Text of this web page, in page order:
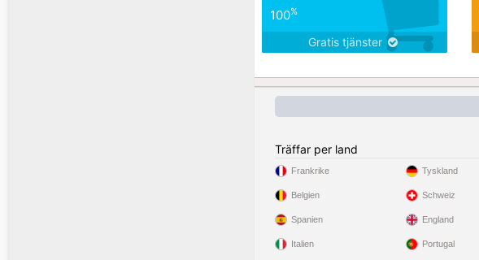
100%
Gratis tjänster
Träffar per land
Frankrike
Belgien
Spanien
Italien
Tyskland
Schweiz
England
Portugal